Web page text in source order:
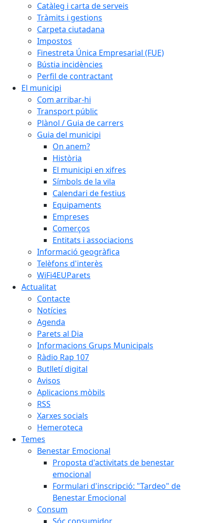
Catàleg i carta de serveis
Tràmits i gestions
Carpeta ciutadana
Impostos
Finestreta Única Empresarial (FUE)
Bústia incidències
Perfil de contractant
El municipi
Com arribar-hi
Transport públic
Plànol / Guia de carrers
Guia del municipi
On anem?
Història
El municipi en xifres
Símbols de la vila
Calendari de festius
Equipaments
Empreses
Comerços
Entitats i associacions
Informació geogràfica
Telèfons d'interès
WiFi4EUParets
Actualitat
Contacte
Notícies
Agenda
Parets al Dia
Informacions Grups Municipals
Ràdio Rap 107
Butlletí digital
Avisos
Aplicacions mòbils
RSS
Xarxes socials
Hemeroteca
Temes
Benestar Emocional
Proposta d'activitats de benestar
emocional
Formulari d'inscripció: "Tardeo" de
Benestar Emocional
Consum